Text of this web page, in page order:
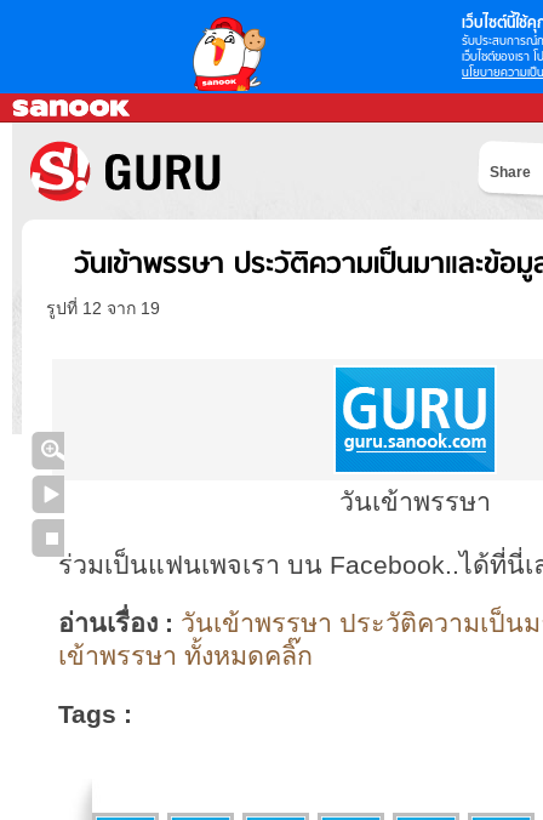
เว็บไซต์นี้ใช้คุ
รับประสบการณ์
เว็บไซต์ของเรา
นโยบายความเป็
Share
วันเข้าพรรษา ประวัติความเป็นมาและข้อ
รูปที่ 12 จาก 19
วันเข้าพรรษา
ร่วมเป็นแฟนเพจเรา บน Facebook..ได้ที่นี่เ
อ่านเรื่อง : วันเข้าพรรษา ประวัติความเป็น
เข้าพรรษา ทั้งหมดคลิ๊ก
Tags :